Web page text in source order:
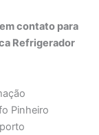
contato para
Refrigerador
Pinheiro